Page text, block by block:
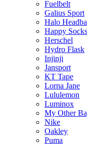
Fuelbelt
Galius Sport
Halo
Happy Socks
Herschel
Hydro Flask
Injinji
Jansport
KT Tape
Lorna Jane
Lululemon
Luminox
My Other
Nike
Oakley
Puma